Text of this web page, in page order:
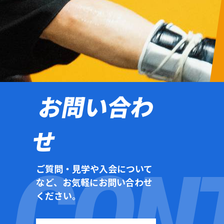
お問い合わ
せ
ご質問・見学や入会について
など、お気軽にお問い合わせ
ください。